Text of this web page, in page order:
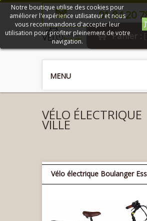
01 84 20
Panier :
MENU
Notre boutique utilise des cookies pour
améliorer l'expérience utilisateur et nous
vous recommandons d'accepter leur
utilisation pour profiter pleinement de votre
navigation.
VÉLO ÉLECTRIQUE
VILLE
Vélo électrique Boulanger